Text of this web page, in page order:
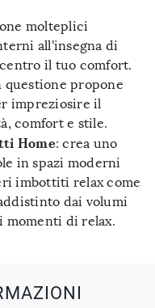
molteplici
all'insegna di
il tuo comfort.
questione propone
impreziosire il
comfort e stile.
Home: crea uno
in spazi moderni
imbottiti relax come
dai volumi
momenti di relax.